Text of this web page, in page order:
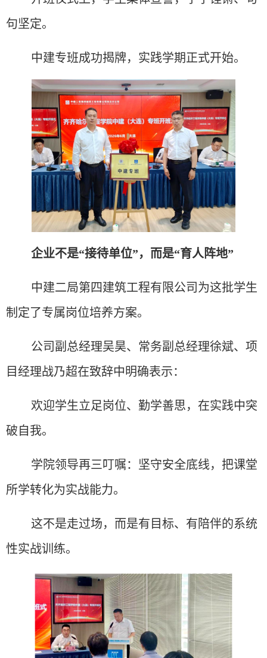
句坚定。
中建专班成功揭牌，实践学期正式开始。
企业不是“接待单位”，而是“育人阵地”
中建二局第四建筑工程有限公司为这批学生
制定了专属岗位培养方案。
公司副总经理吴昊、常务副总经理徐斌、项
目经理战乃超在致辞中明确表示：
欢迎学生立足岗位、勤学善思，在实践中突
破自我。
学院领导再三叮嘱：坚守安全底线，把课堂
所学转化为实战能力。
这不是走过场，而是有目标、有陪伴的系统
性实战训练。